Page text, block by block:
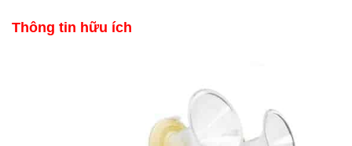
Thông tin hữu ích